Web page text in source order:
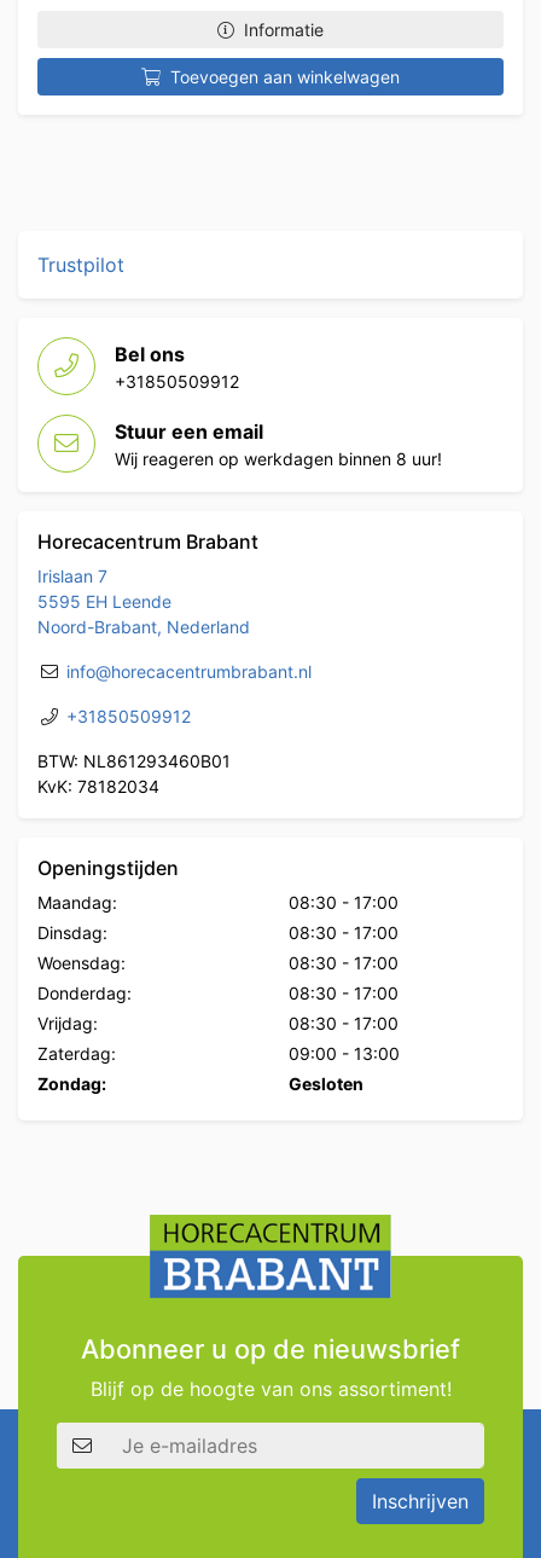
Informatie
Toevoegen aan winkelwagen
Trustpilot
Bel ons
+31850509912
Stuur een email
Wij reageren op werkdagen binnen 8 uur!
Horecacentrum Brabant
Irislaan 7
5595 EH Leende
Noord-Brabant, Nederland
info@horecacentrumbrabant.nl
+31850509912
BTW: NL861293460B01
KvK: 78182034
Openingstijden
Maandag: 08:30 - 17:00
Dinsdag:
08:30 - 17:00
Woensdag:
08:30 - 17:00
Donderdag:
08:30 - 17:00
Vrijdag:
08:30 - 17:00
Zaterdag:
09:00 - 13:00
Zondag:
Gesloten
Abonneer u op de nieuwsbrief
Blijf op de hoogte van ons assortiment!
E-mailadres
Inschrijven